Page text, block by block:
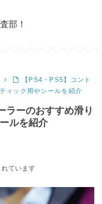
部！
【PS4・PS5】コント
ィック用やシールを紹介
ラーのおすすめ滑り
ルを紹介
ています